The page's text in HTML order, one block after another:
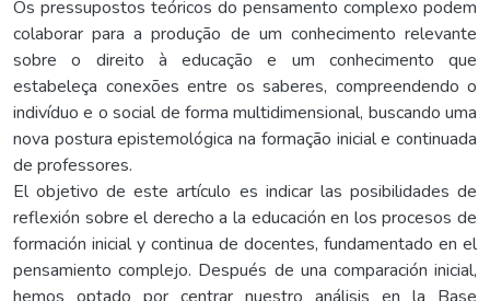
Os pressupostos teóricos do pensamento complexo podem
colaborar para a produção de um conhecimento relevante
sobre o direito à educação e um conhecimento que
estabeleça conexões entre os saberes, compreendendo o
indivíduo e o social de forma multidimensional, buscando uma
nova postura epistemológica na formação inicial e continuada
de professores.
El objetivo de este artículo es indicar las posibilidades de
reflexión sobre el derecho a la educación en los procesos de
formación inicial y continua de docentes, fundamentado en el
pensamiento complejo. Después de una comparación inicial,